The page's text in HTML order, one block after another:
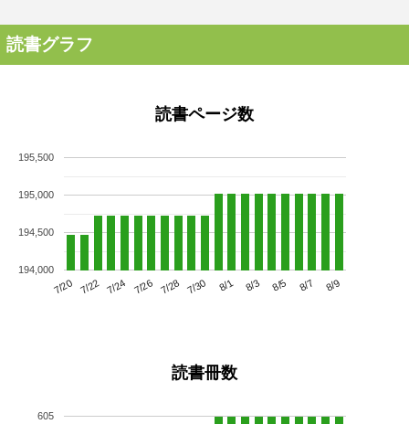
読書グラフ
読書ページ数
7/20 7/22 7/24 7/26 7/28 7/30 8/1 8/3 8/5 8/7 8/9
194,000
194,500
195,000
195,500
読書冊数
605